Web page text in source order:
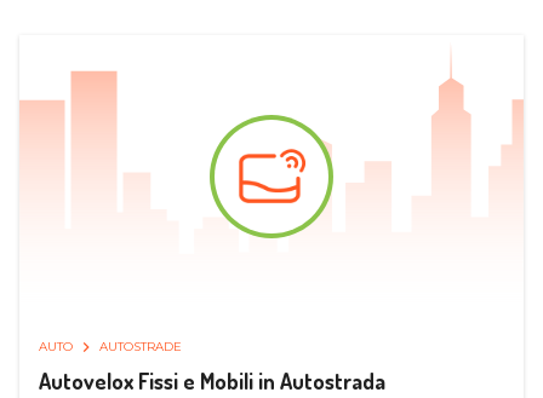
AUTO AUTOSTRADE
Autovelox Fissi e Mobili in Autostrada